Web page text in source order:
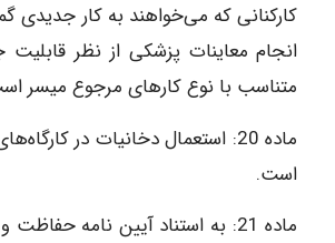
کارکنانی که می‌خواهند به کار جدیدی
انجام معاینات پزشکی از نظر
متناسب با نوع کارهای مرجوع میسر
ماده‌ 20: استعمال دخانیات در
است.
ماده‌ 21: به استناد آیین نامه